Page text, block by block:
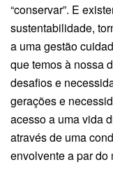
“conservar”. E
sustentabilidade,
a uma gestão
que temos à nossa
desafios e
gerações e
acesso a uma vida
através de uma
envolvente a par do